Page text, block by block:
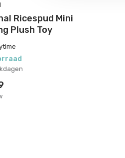
Ricespud Mini
Plush Toy